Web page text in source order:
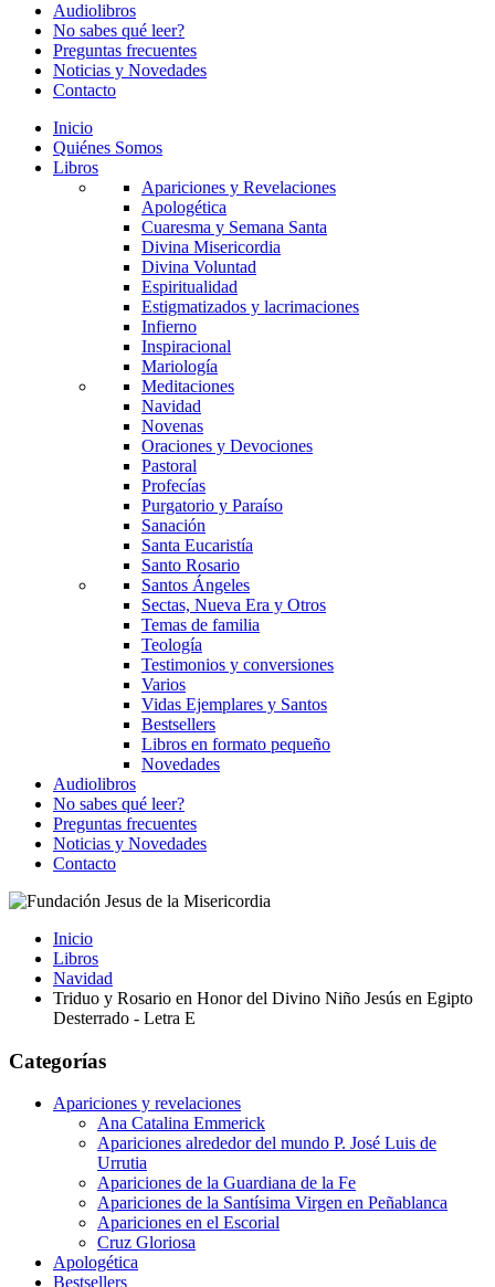
Audiolibros
No sabes qué leer?
Preguntas frecuentes
Noticias y Novedades
Contacto
Inicio
Quiénes Somos
Libros
Apariciones y Revelaciones
Apologética
Cuaresma y Semana Santa
Divina Misericordia
Divina Voluntad
Espiritualidad
Estigmatizados y lacrimaciones
Infierno
Inspiracional
Mariología
Meditaciones
Navidad
Novenas
Oraciones y Devociones
Pastoral
Profecías
Purgatorio y Paraíso
Sanación
Santa Eucaristía
Santo Rosario
Santos Ángeles
Sectas, Nueva Era y Otros
Temas de familia
Teología
Testimonios y conversiones
Varios
Vidas Ejemplares y Santos
Bestsellers
Libros en formato pequeño
Novedades
Audiolibros
No sabes qué leer?
Preguntas frecuentes
Noticias y Novedades
Contacto
Inicio
Libros
Navidad
Triduo y Rosario en Honor del Divino Niño Jesús en Egipto
Desterrado - Letra E
Categorías
Apariciones y revelaciones
Ana Catalina Emmerick
Apariciones alrededor del mundo P. José Luis de
Urrutia
Apariciones de la Guardiana de la Fe
Apariciones de la Santísima Virgen en Peñablanca
Apariciones en el Escorial
Cruz Gloriosa
Apologética
Bestsellers